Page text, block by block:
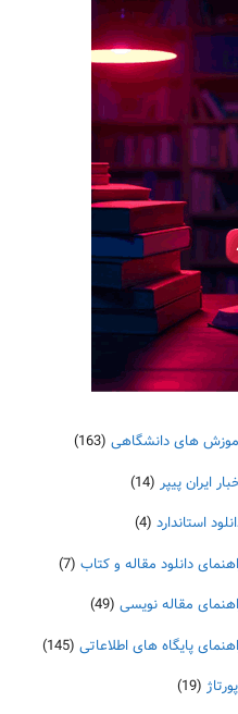
های دانشگاهی (163)
ایران پیپر (14)
استاندارد (4)
دانلود مقاله و کتاب (7)
مقاله نویسی (49)
پایگاه های اطلاعاتی (145)
(19)